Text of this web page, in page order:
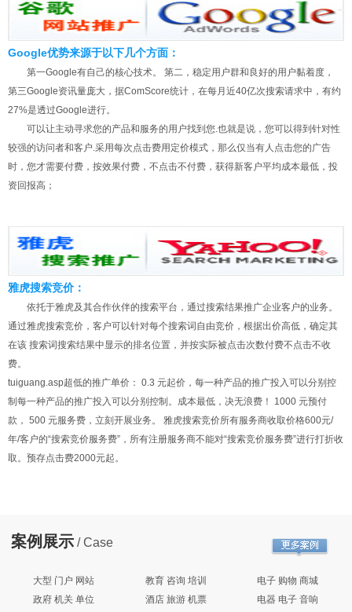
Google优势来源于以下几个方面：
第一Google有自己的核心技术。 第二，稳定用户群和良好的用户黏着度，
第三Google资讯量庞大，据ComScore统计，在每月近40亿次搜索请求中，有约
27%是透过Google进行。
可以让主动寻求您的产品和服务的用户找到您.也就是说，您可以得到针对性
较强的访问者和客户.采用每次点击费用定价模式，那么仅当有人点击您的广告
时，您才需要付费，按效果付费，不点击不付费，获得新客户平均成本最低，投
资回报高；
雅虎搜索竞价：
依托于雅虎及其合作伙伴的搜索平台，通过搜索结果推广企业客户的业务。
通过雅虎搜索竞价，客户可以针对每个搜索词自由竞价，根据出价高低，确定其
在该 搜索词搜索结果中显示的排名位置，并按实际被点击次数付费不点击不收
费。
tuiguang.asp超低的推广单价： 0.3 元起价，每一种产品的推广投入可以分别控
制每一种产品的推广投入可以分别控制。成本最低，决无浪费！ 1000 元预付
款， 500 元服务费，立刻开展业务。 雅虎搜索竞价所有服务商收取价格600元/
年/客户的“搜索竞价服务费”，所有注册服务商不能对“搜索竞价服务费”进行打折收
取。预存点击费2000元起。
案例展示 / Case
大型 门户 网站 教育 咨询 培训
电子 购物 商城
政府 机关 单位
酒店 旅游 机票
电器 电子 音响